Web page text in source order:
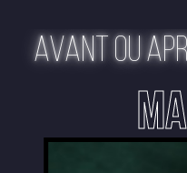
AVANT OU